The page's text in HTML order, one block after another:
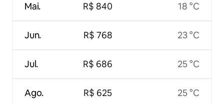
Mai.
Jun.
Jul.
Ago.
R$ 840
R$ 768
R$ 686
R$ 625
18 °C
23 °C
25 °C
25 °C